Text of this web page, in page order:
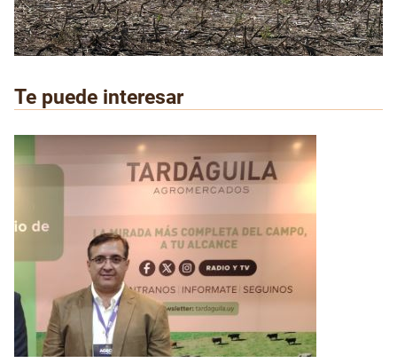
Te puede interesar